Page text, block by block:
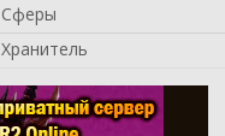
Сферы
Хранитель